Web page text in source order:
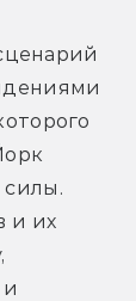
силы.
и их